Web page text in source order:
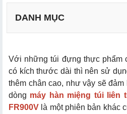
DANH MỤC
Với những túi đựng thực phẩm
có kích thước dài thì nên sử
thêm chân cao, như vậy sẽ
dòng máy hàn miệng túi liên
FR900V là một phiên bản khác